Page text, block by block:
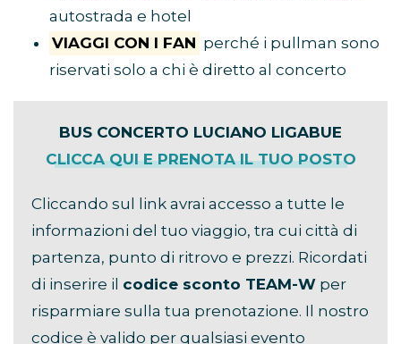
autostrada e hotel
VIAGGI CON I FAN perché i pullman sono
riservati solo a chi è diretto al concerto
BUS CONCERTO LUCIANO LIGABUE
CLICCA QUI E PRENOTA IL TUO POSTO
Cliccando sul link avrai accesso a tutte le
informazioni del tuo viaggio, tra cui città di
partenza, punto di ritrovo e prezzi. Ricordati
di inserire il codice sconto TEAM-W per
risparmiare sulla tua prenotazione. Il nostro
codice è valido per qualsiasi evento